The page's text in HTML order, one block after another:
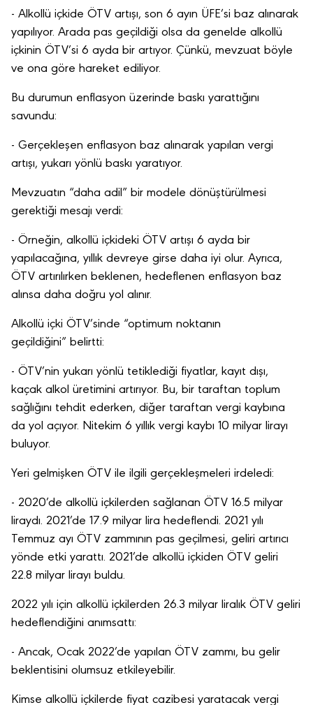
- Alkollü içkide ÖTV artışı, son 6 ayın ÜFE’si baz alınarak
yapılıyor. Arada pas geçildiği olsa da genelde alkollü
içkinin ÖTV’si 6 ayda bir artıyor. Çünkü, mevzuat böyle
ve ona göre hareket ediliyor.
Bu durumun enflasyon üzerinde baskı yarattığını
savundu:
- Gerçekleşen enflasyon baz alınarak yapılan vergi
artışı, yukarı yönlü baskı yaratıyor.
Mevzuatın “daha adil” bir modele dönüştürülmesi
gerektiği mesajı verdi:
- Örneğin, alkollü içkideki ÖTV artışı 6 ayda bir
yapılacağına, yıllık devreye girse daha iyi olur. Ayrıca,
ÖTV artırılırken beklenen, hedeflenen enflasyon baz
alınsa daha doğru yol alınır.
Alkollü içki ÖTV’sinde “optimum noktanın
geçildiğini” belirtti:
- ÖTV’nin yukarı yönlü tetiklediği fiyatlar, kayıt dışı,
kaçak alkol üretimini artırıyor. Bu, bir taraftan toplum
sağlığını tehdit ederken, diğer taraftan vergi kaybına
da yol açıyor. Nitekim 6 yıllık vergi kaybı 10 milyar lirayı
buluyor.
Yeri gelmişken ÖTV ile ilgili gerçekleşmeleri irdeledi:
- 2020’de alkollü içkilerden sağlanan ÖTV 16.5 milyar
liraydı. 2021’de 17.9 milyar lira hedeflendi. 2021 yılı
Temmuz ayı ÖTV zammının pas geçilmesi, geliri artırıcı
yönde etki yarattı. 2021’de alkollü içkiden ÖTV geliri
22.8 milyar lirayı buldu.
2022 yılı için alkollü içkilerden 26.3 milyar liralık ÖTV geliri
hedeflendiğini anımsattı:
- Ancak, Ocak 2022’de yapılan ÖTV zammı, bu gelir
beklentisini olumsuz etkileyebilir.
Kimse alkollü içkilerde fiyat cazibesi yaratacak vergi